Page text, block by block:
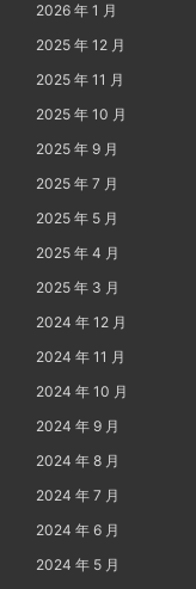
2026 年 1 月
2025 年 12 月
2025 年 11 月
2025 年 10 月
2025 年 9 月
2025 年 7 月
2025 年 5 月
2025 年 4 月
2025 年 3 月
2024 年 12 月
2024 年 11 月
2024 年 10 月
2024 年 9 月
2024 年 8 月
2024 年 7 月
2024 年 6 月
2024 年 5 月